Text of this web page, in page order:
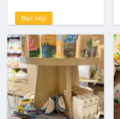
Đọc tiếp